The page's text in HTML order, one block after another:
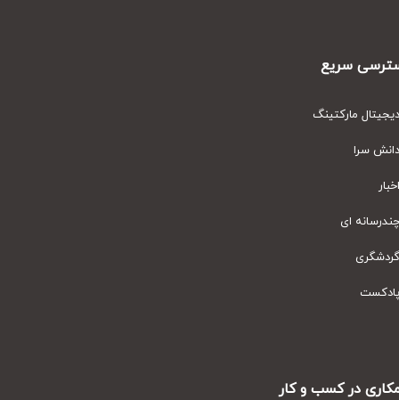
سریع
مارکتینگ
سرا
ای
در کسب و کار